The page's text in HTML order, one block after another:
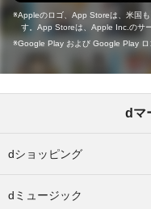
Appleのロゴ、App Storeは、米国
す。App Storeは、Apple Inc.のサ
Google Play および Google Play ロ
dマ
dショッピング
dミュージック